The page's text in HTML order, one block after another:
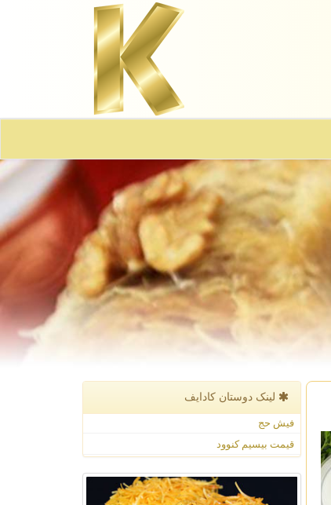
لینک دوستان كادایف
فیش حج
قیمت بیسیم کنوود